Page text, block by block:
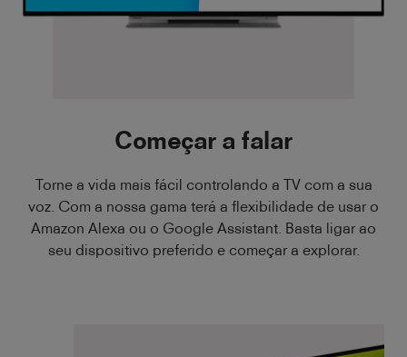
Começar a falar
Torne a vida mais fácil controlando a TV com a sua
voz. Com a nossa gama terá a flexibilidade de usar o
Amazon Alexa ou o Google Assistant. Basta ligar ao
seu dispositivo preferido e começar a explorar.